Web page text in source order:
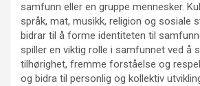
samfunn eller en gruppe mennesker.
språk, mat, musikk, religion og sosiale
bidrar til å forme identiteten til
spiller en viktig rolle i samfunnet ved å
tilhørighet, fremme forståelse og
og bidra til personlig og kollektiv